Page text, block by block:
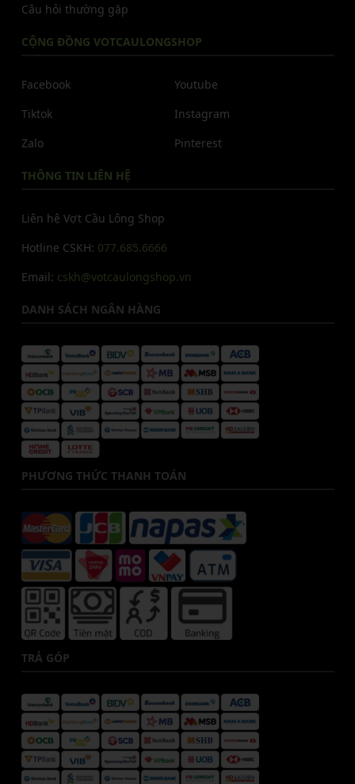
Câu hỏi thường gặp
CỘNG ĐỒNG VOTCAULONGSHOP
Facebook
Tiktok
Zalo
Youtube
Instagram
Pinterest
THÔNG TIN LIÊN HỆ
Liên hệ Vợt Cầu Lông Shop
Hotline CSKH: 077.685.6666
Email: cskh@votcaulongshop.vn
DANH SÁCH NGÂN HÀNG
PHƯƠNG THỨC THANH TOÁN
TRẢ GÓP